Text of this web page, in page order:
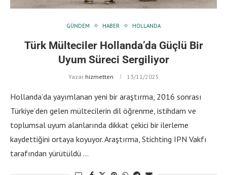
GÜNDEM HABER HOLLANDA
Türk Mülteciler Hollanda’da Güçlü Bir
Uyum Süreci Sergiliyor
Yazar hizmetten 13/11/2025
Hollanda’da yayımlanan yeni bir araştırma, 2016 sonrası
Türkiye’den gelen mültecilerin dil öğrenme, istihdam ve
toplumsal uyum alanlarında dikkat çekici bir ilerleme
kaydettiğini ortaya koyuyor. Araştırma, Stichting IPN Vakfı
tarafından yürütüldü …